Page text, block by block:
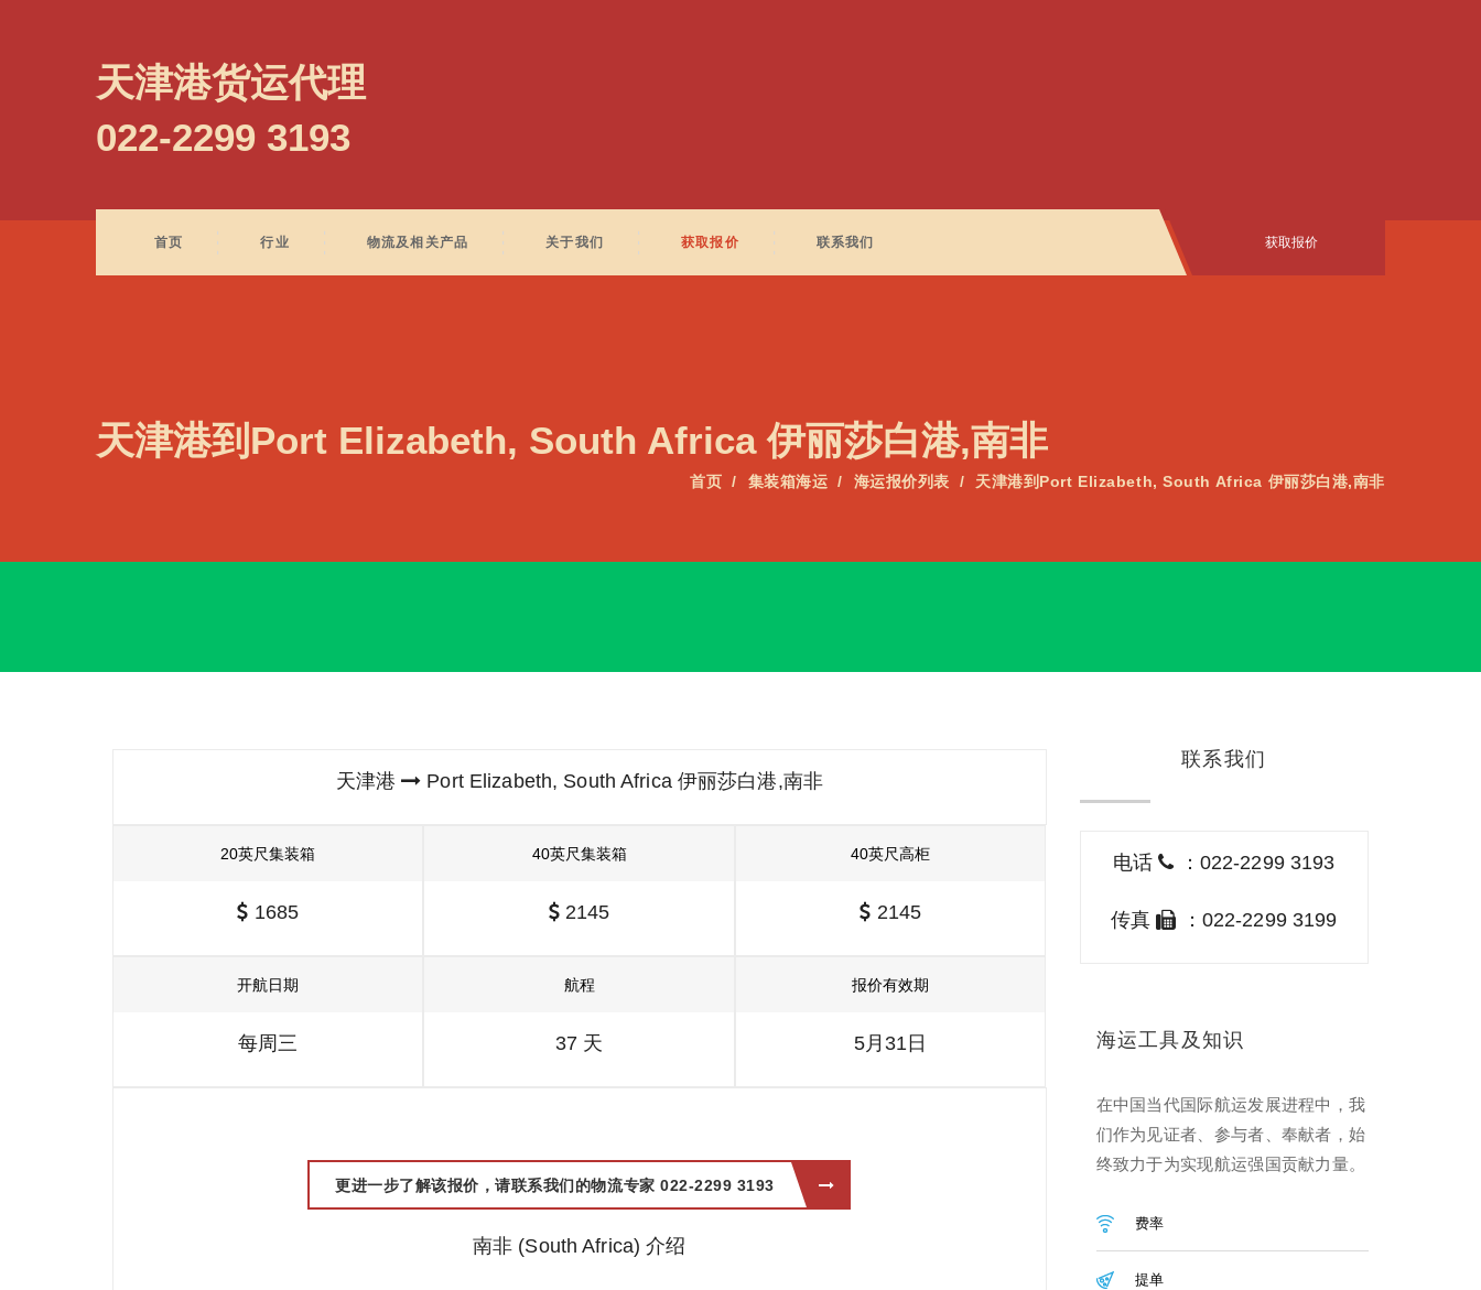
天津港货运代理
022-2299 3193
首页 行业 物流及相关产品 关于我们 获取报价 联系我们 获取报价
天津港到Port Elizabeth, South Africa 伊丽莎白港,南非
首页 集装箱海运 海运报价列表 天津港到Port Elizabeth, South Africa 伊丽莎白港,南非
天津港 Port Elizabeth, South Africa 伊丽莎白港,南非
20英尺集装箱
1685
40英尺集装箱
2145
40英尺高柜
2145
开航日期
每周三
航程
37 天
报价有效期
5月31日
更进一步了解该报价，请联系我们的物流专家 022-2299 3193
南非 (South Africa) 介绍
联系我们
电话 ：022-2299 3193
传真 ：022-2299 3199
海运工具及知识
在中国当代国际航运发展进程中，我
们作为见证者、参与者、奉献者，始
终致力于为实现航运强国贡献力量。
费率
提单